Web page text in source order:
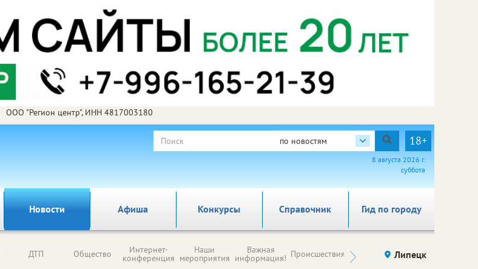
ООО "Регион центр", ИНН 4817003180
по новостям 18+
8 августа 2026 г.
суббота
Новости Афиша Справочник Гид по городу
Конкурсы
ДТП Общество Интернет-
конференция
Наши
мероприятия
Важная
информация! Происшествия Здоровье компаний (на
правах
Липецк